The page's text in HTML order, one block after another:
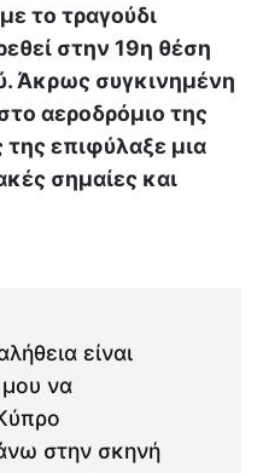
το τραγούδι
στην 19η θέση
Άκρως συγκινημένη
αεροδρόμιο της
επιφύλαξε μια
σημαίες και
είναι
να
στην σκηνή